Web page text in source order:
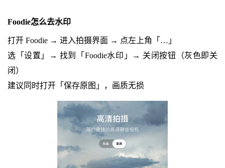
Foodie怎么去水印
打开 Foodie → 进入拍摄界面 → 点左上角「…」
选「设置」→ 找到「Foodie水印」→ 关闭按钮（灰色即关
闭）
建议同时打开「保存原图」，画质无损